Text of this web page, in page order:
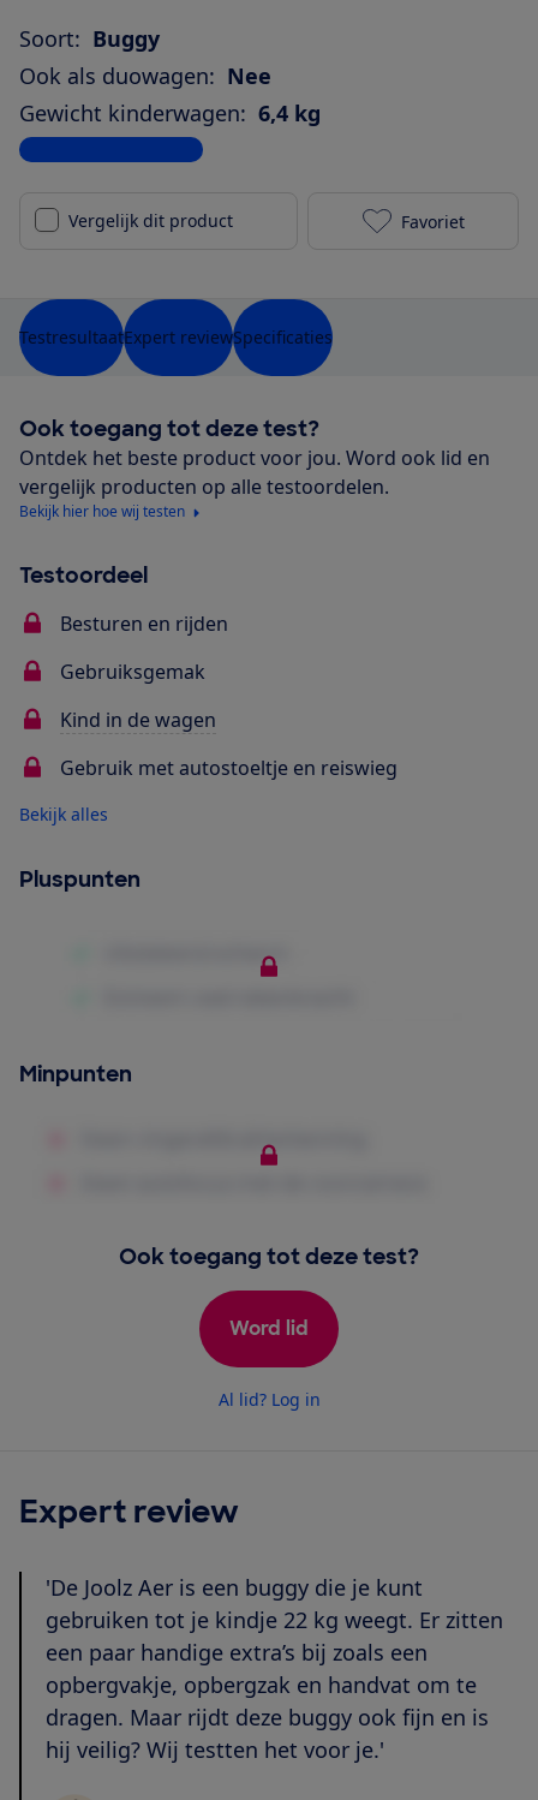
Soort: Buggy
Ook als duowagen: Nee
Gewicht kinderwagen: 6,4 kg
Bekijk alle specificaties
Vergelijk dit product Joolz Aer
Favoriet
TestresultaatExpert reviewSpecificaties
Ook toegang tot deze test?
Ontdek het beste product voor jou. Word ook lid en
vergelijk producten op alle testoordelen.
Bekijk hier hoe wij testen
Testoordeel
Besturen en rijden
Gebruiksgemak
Kind in de wagen
Gebruik met autostoeltje en reiswieg
Bekijk alles
Pluspunten
Minpunten
Ook toegang tot deze test?
Word lid
Al lid? Log in
Expert review
'De Joolz Aer is een buggy die je kunt
gebruiken tot je kindje 22 kg weegt. Er zitten
een paar handige extra’s bij zoals een
opbergvakje, opbergzak en handvat om te
dragen. Maar rijdt deze buggy ook fijn en is
hij veilig? Wij testten het voor je.'